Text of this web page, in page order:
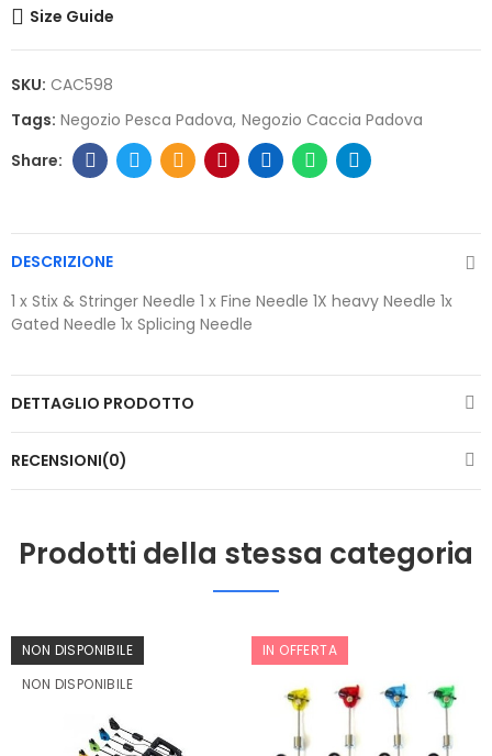
Size Guide
SKU: CAC598
Tags: Negozio Pesca Padova Negozio Caccia Padova
DESCRIZIONE
1 x Stix & Stringer Needle 1 x Fine Needle 1X heavy Needle 1x
Gated Needle 1x Splicing Needle
DETTAGLIO PRODOTTO
RECENSIONI(0)
Prodotti della stessa categoria
NON DISPONIBILE
NON DISPONIBILE
IN OFFERTA